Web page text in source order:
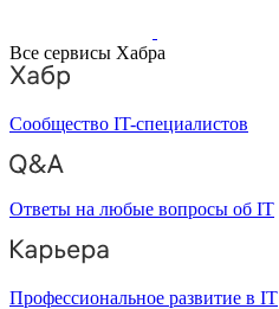
Все сервисы Хабра
Сообщество IT-специалистов
Ответы на любые вопросы об IT
Профессиональное развитие в IT